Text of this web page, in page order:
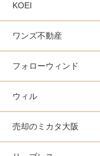
KOEI
ワンズ不動産
フォローウィンド
ウィル
売却のミカタ大阪